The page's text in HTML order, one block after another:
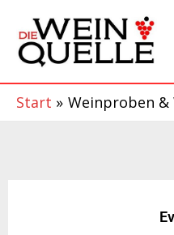
Inhalt
springen
Start Weinproben &